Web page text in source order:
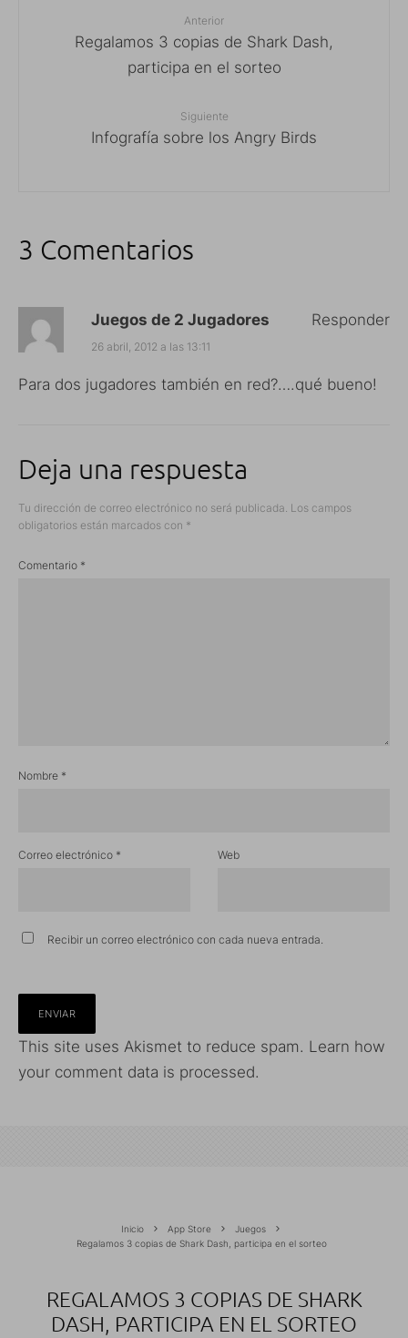
Anterior
Regalamos 3 copias de Shark Dash,
participa en el sorteo
Siguiente
Infografía sobre los Angry Birds
3 Comentarios
Juegos de 2 Jugadores
26 abril, 2012 a las 13:11
Para dos jugadores también en red?….qué bueno!
Responder
Deja una respuesta
Tu dirección de correo electrónico no será publicada. Los campos
obligatorios están marcados con *
Comentario *
Nombre *
Correo electrónico * Web
Recibir un correo electrónico con cada nueva entrada.
This site uses Akismet to reduce spam. Learn how
your comment data is processed.
Inicio App Store
Juegos
Regalamos 3 copias de Shark Dash, participa en el sorteo
REGALAMOS 3 COPIAS DE SHARK
DASH, PARTICIPA EN EL SORTEO